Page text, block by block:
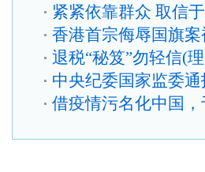
紧紧依靠群众 取信
香港首宗侮辱国旗案
退税“秘笈”勿轻信(
中央纪委国家监委
借疫情污名化中国，